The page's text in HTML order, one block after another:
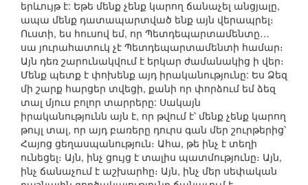
երևույթ է: Եթե մենք չենք կարող ճանաչել անցյալը,
ապա մենք դատապարտված ենք այն վերապրել։
Ուստի, ես հուսով եմ, որ Պետդեպարտամենտը…
սա յուրահատուկ չէ Պետդեպարտամենտի համար։
Այն դեռ շարունակվում է երկար ժամանակից ի վեր։
Մենք պետք է փոխենք այդ իրականությունը: Ես Ձեզ
մի շարք հարցեր տվեցի, քանի որ փորձում եմ ձեզ
տալ մյուս բոլոր տարրերը: Սակայն
իրականությունն այն է, որ թվում է՝ մենք չենք կարող
թույլ տալ, որ այդ բառերը դուրս գան մեր շուրթերից՝
Հայոց ցեղասպանություն։ Ահա, թե ինչ է տեղի
ունեցել։ Այն, ինչ ցույց է տալիս պատմությունը։ Այն,
ինչ ճանաչում է աշխարհը։ Այն, ինչ մեր սեփական